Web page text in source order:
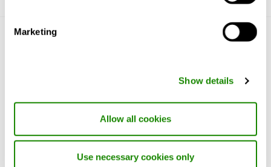
Marketing
Show details
Allow all cookies
Use necessary cookies only
Referanser & innsikt
Support & Programvare